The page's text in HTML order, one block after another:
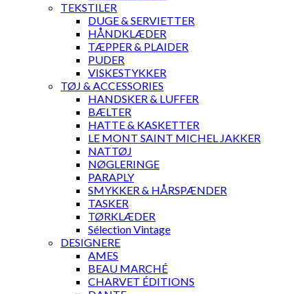
TEKSTILER
DUGE & SERVIETTER
HÅNDKLÆDER
TÆPPER & PLAIDER
PUDER
VISKESTYKKER
TØJ & ACCESSORIES
HANDSKER & LUFFER
BÆLTER
HATTE & KASKETTER
LE MONT SAINT MICHEL JAKKER
NATTØJ
NØGLERINGE
PARAPLY
SMYKKER & HÅRSPÆNDER
TASKER
TØRKLÆDER
Sélection Vintage
DESIGNERE
AMES
BEAU MARCHÉ
CHARVET ÉDITIONS